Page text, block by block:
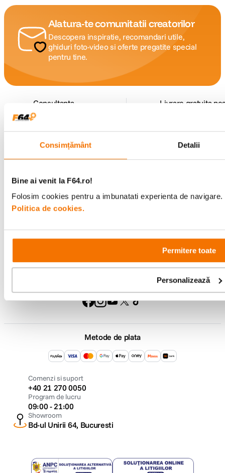
Consimțământ Detalii
Bine ai venit la F64.ro!
Folosim cookies pentru a imbunatati experienta de
Politica de cookies.
Permitere toate
Personalizează
Alatura-te comunitatii creatorilor
Descopera inspiratie, recomandari utile,
ghiduri foto-video si oferte pregatite special
pentru tine.
Consultanta
specializata
Livrare gratuita
Comenzi si livrare
Metode de plata
Comenzi si suport
+40 21 270 0050
Program de lucru
09:00 - 21:00
Showroom
Bd-ul Unirii 64, Bucuresti